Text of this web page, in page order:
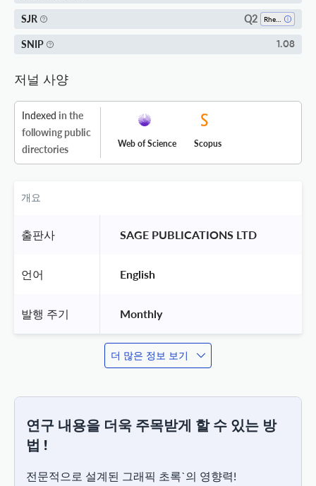
SJR Q2
SNIP 1.08
저널 사양
Indexed in the
following public
directories
Web of Science Scopus
개요
출판사 SAGE PUBLICATIONS LTD
언어 English
발행 주기 Monthly
더 많은 정보 보기
연구 내용을 더욱 주목받게 할 수 있는 방
법 !
전문적으로 설계된 그래픽 초록`의 영향력!